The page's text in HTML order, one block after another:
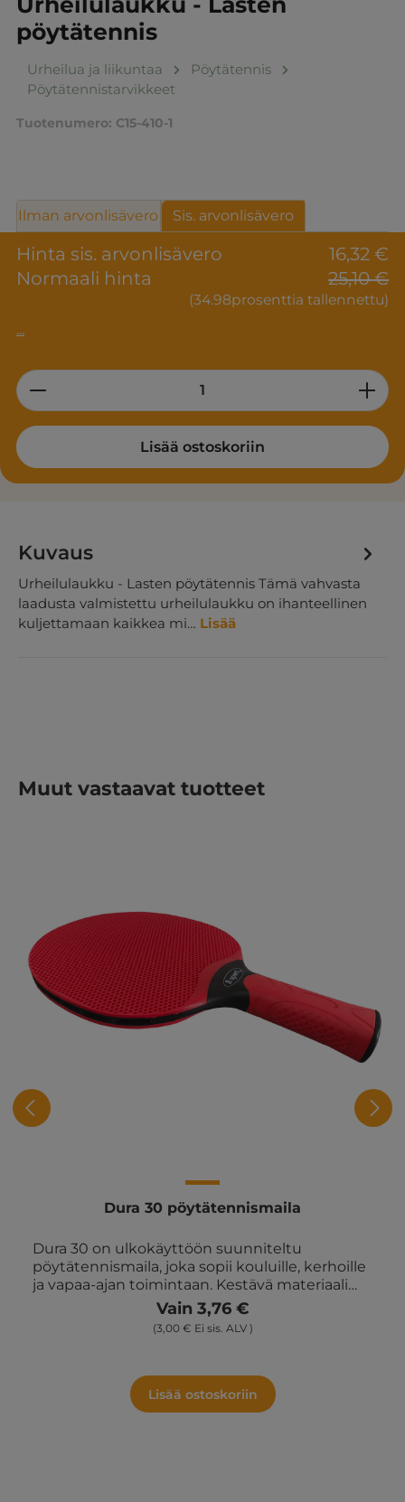
pöytätennis
Urheilua ja liikuntaa
Pöytätennis
Pöytätennistarvikkeet
Tuotenumero: C15-410-1
Hinta sis. arvonlisävero
16,32 €
Normaali hinta
25,10 €
(34.98prosenttia tallennettu)
...
Ilman arvonlisävero Sis. arvonlisävero
Product Quantity: Enter the desired
Lisää ostoskoriin
Kuvaus
Urheilulaukku - Lasten pöytätennis Tämä vahvasta
laadusta valmistettu urheilulaukku on ihanteellinen
kuljettamaan kaikkea mi… Lisää
Ohita tuotegalleria
Muut vastaavat tuotteet
Dura 30 pöytätennismaila
Dura 30 on ulkokäyttöön suunniteltu
pöytätennismaila, joka sopii kouluille, kerhoille
ja vapaa-ajan toimintaan. Kestävä materiaali
sietää niin sateen, auringon kuin toistuvan
käytön – täydellinen ulkopeliin. Pehmeä
kumipinta tarjoaa hyvän tuntuman ja
harjoittelua. Maila on tukeva ja säänkestävä, ja
tekee ulkopöytätenniksestä hauskaa
kaikenikäisille. Toimitetaan lajitelmaväreissä.
Vain 3,76 €
(3,00 € Ei sis. ALV )
Lisää ostoskoriin